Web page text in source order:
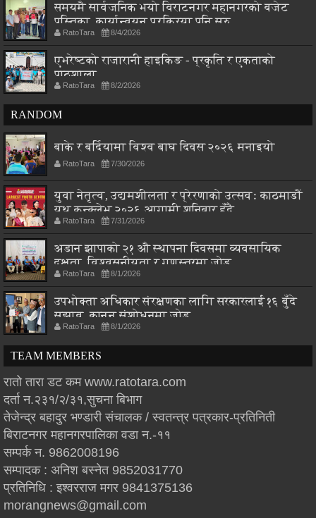
समयमै सार्वजनिक भयो विराटनगर महानगरको बजेट
पुस्तिका, कार्यान्वयन प्रक्रिया पनि सुरु
RatoTara 8/4/2026
एभरेष्टको राजारानी हाइकिङ - प्रकृति र एकताको
पाठशाला
RatoTara 8/2/2026
RANDOM
बाके र बर्दियामा विश्व बाघ दिवस २०२६ मनाइयो
RatoTara 7/30/2026
युवा नेतृत्व, उद्यमशीलता र प्रेरणाको उत्सवः काठमाडौं
युथ कन्क्लेभ २०२६ आगामी शनिबार हुँदै
RatoTara 7/31/2026
अडान झापाको २१ औ स्थापना दिवसमा व्यवसायिक
दक्षता, विश्वसनीयता र गुणस्तरमा जोड
RatoTara 8/1/2026
उपभोक्ता अधिकार संरक्षणका लागि सरकारलाई १६ बुँदे
सुझाव, कानुन संशोधनमा जोड
RatoTara 8/1/2026
TEAM MEMBERS
रातो तारा डट कम www.ratotara.com
दर्ता न.२३१/२/३१,सुचना बिभाग
तेजेन्द्र बहादुर भण्डारी संचालक / स्वतन्त्र पत्रकार-प्रतिनिती
बिराटनगर महानगरपालिका वडा न.-११
सम्पर्क न. 9862008196
सम्पादक : अनिश बस्नेत 9852031770
प्रतिनिधि : इश्वरराज मगर 9841375136
morangnews@gmail.com